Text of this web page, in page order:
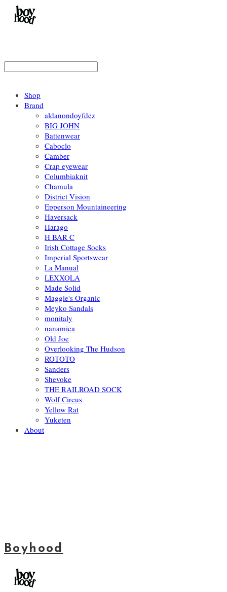
Shop
Brand
aldanondoyfdez
BIG JOHN
Battenwear
Caboclo
Camber
Crap eyewear
Columbiaknit
Chamula
District Vision
Epperson Mountaineering
Haversack
Harago
H BAR C
Irish Cottage Socks
Imperial Sportswear
La Manual
LEXXOLA
Made Solid
Maggie's Organic
Meyko Sandals
monitaly
nanamica
Old Joe
Overlooking The Hudson
ROTOTO
Sanders
Shevoke
THE RAILROAD SOCK
Wolf Circus
Yellow Rat
Yuketen
About
Boyhood